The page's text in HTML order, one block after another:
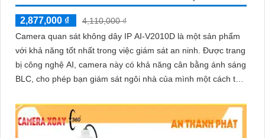
2,877,000 ₫
4,110,000 ₫
Camera quan sát không dây IP AI-V2010D là một sản phẩm
với khả năng tốt nhất trong việc giám sát an ninh. Được trang
bị công nghệ AI, camera này có khả năng cân bằng ánh sáng
BLC, cho phép bạn giám sát ngôi nhà của mình một cách tốt